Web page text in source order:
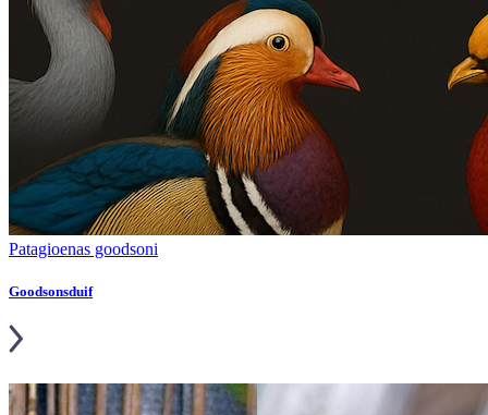
Patagioenas goodsoni
Goodsonsduif